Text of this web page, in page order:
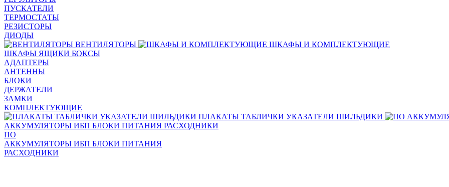
ПУСКАТЕЛИ
ТЕРМОСТАТЫ
РЕЗИСТОРЫ
ДИОДЫ
ВЕНТИЛЯТОРЫ
ШКАФЫ И КОМПЛЕКТУЮЩИЕ
ШКАФЫ ЯЩИКИ БОКСЫ
АДАПТЕРЫ
АНТЕННЫ
БЛОКИ
ДЕРЖАТЕЛИ
ЗАМКИ
КОМПЛЕКТУЮЩИЕ
ПЛАКАТЫ ТАБЛИЧКИ УКАЗАТЕЛИ ШИЛЬДИКИ
АККУМУЛЯТОРЫ ИБП БЛОКИ ПИТАНИЯ РАСХОДНИКИ
ПО
АККУМУЛЯТОРЫ ИБП БЛОКИ ПИТАНИЯ
РАСХОДНИКИ